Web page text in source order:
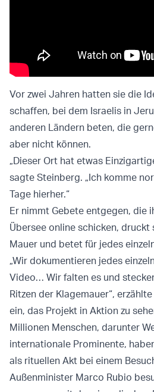
Vor zwei Jahren hatten sie die
schaffen, bei dem Israelis in
anderen Ländern beten, die
aber nicht können.
„Dieser Ort hat etwas
sagte Steinberg. „Ich komme
Tage hierher.“
Er nimmt Gebete entgegen, die
Übersee online schicken, druckt
Mauer und betet für jedes
„Wir dokumentieren jedes
Video… Wir falten es und
Ritzen der Klagemauer“,
ein, das Projekt in Aktion zu
Millionen Menschen, darunter
internationale Prominente,
als rituellen Akt bei einem
Außenminister Marco Rubio